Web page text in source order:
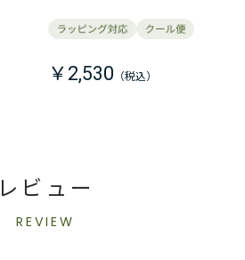
￥2,530
レビュー
REVIEW